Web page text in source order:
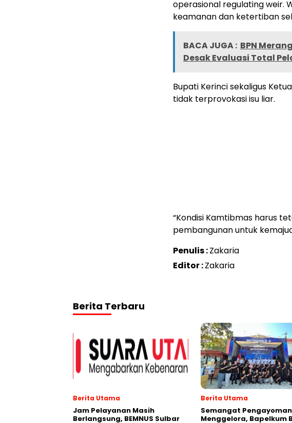
operasional regulating weir.
keamanan dan ketertiban
BACA JUGA : BPN
Desak Evaluasi Total
Bupati Kerinci sekaligus
tidak terprovokasi isu liar.
“Kondisi Kamtibmas harus
pembangunan untuk
Penulis :Zakaria
Editor :Zakaria
Berita Terbaru
Berita Utama
Jam Pelayanan Masih
Berlangsung, BEMNUS Sulbar
Berita Utama
Semangat Pengayoman
Menggelora, Bapelkum